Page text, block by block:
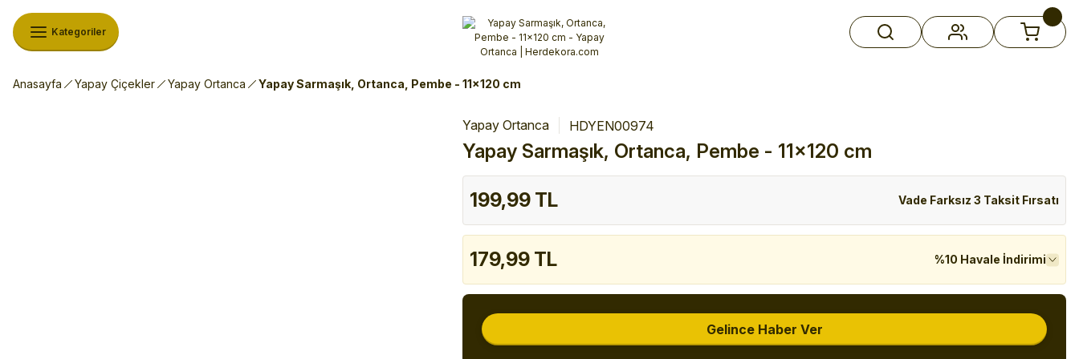
Alışverişlerinizde 3 Taksit Fırsatı!İlk siparişinizi verin!
%10 Havale İndirimiŞimdi Alışveriş yap!
Kategoriler
Anasayfa Yapay Çiçekler Yapay Ortanca Yapay Sarmaşık, Ortanca, Pembe - 11x120 cm
Yapay Ortanca HDYEN00974
Yapay Sarmaşık, Ortanca, Pembe - 11x120 cm
199,99 TL Vade Farksız 3 Taksit Fırsatı
179,99 TL %10 Havale İndirimi
Gelince Haber Ver